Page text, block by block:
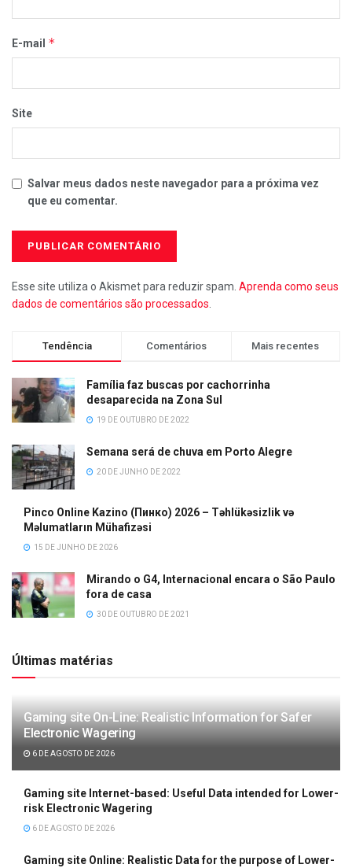
E-mail *
Site
Salvar meus dados neste navegador para a próxima vez
que eu comentar.
Esse site utiliza o Akismet para reduzir spam. Aprenda como seus
dados de comentários são processados
Tendência Comentários Mais recentes
Família faz buscas por cachorrinha
desaparecida na Zona Sul
19 DE OUTUBRO DE 2022
Semana será de chuva em Porto Alegre
20 DE JUNHO DE 2022
Pinco Online Kazino (Пинко) 2026 – Təhlükəsizlik və
Məlumatların Mühafizəsi
15 DE JUNHO DE 2026
Mirando o G4, Internacional encara o São Paulo
fora de casa
30 DE OUTUBRO DE 2021
Últimas matérias
Gaming site On-Line: Realistic Information for Safer
Electronic Wagering
6 DE AGOSTO DE 2026
Gaming site Internet-based: Useful Data intended for Lower-
risk Electronic Wagering
6 DE AGOSTO DE 2026
Gaming site Online: Realistic Data for the purpose of Lower-